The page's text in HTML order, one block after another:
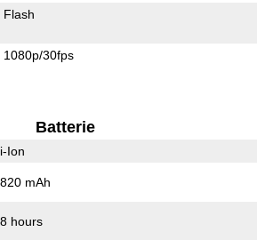
Flash
1080p/30fps
Batterie
Ion
mAh
hours